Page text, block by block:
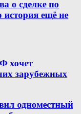
о сделке по
история ещё не
хочет
зарубежных
одноместный